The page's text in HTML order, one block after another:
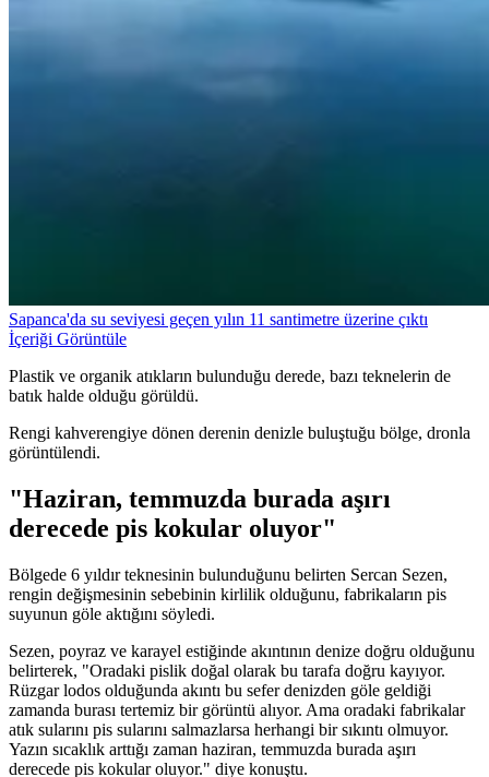
Sapanca'da su seviyesi geçen yılın 11 santimetre üzerine çıktı
İçeriği Görüntüle
Plastik ve organik atıkların bulunduğu derede, bazı teknelerin de
batık halde olduğu görüldü.
Rengi kahverengiye dönen derenin denizle buluştuğu bölge, dronla
görüntülendi.
"Haziran, temmuzda burada aşırı
derecede pis kokular oluyor"
Bölgede 6 yıldır teknesinin bulunduğunu belirten Sercan Sezen,
rengin değişmesinin sebebinin kirlilik olduğunu, fabrikaların pis
suyunun göle aktığını söyledi.
Sezen, poyraz ve karayel estiğinde akıntının denize doğru olduğunu
belirterek, "Oradaki pislik doğal olarak bu tarafa doğru kayıyor.
Rüzgar lodos olduğunda akıntı bu sefer denizden göle geldiği
zamanda burası tertemiz bir görüntü alıyor. Ama oradaki fabrikalar
atık sularını pis sularını salmazlarsa herhangi bir sıkıntı olmuyor.
Yazın sıcaklık arttığı zaman haziran, temmuzda burada aşırı
derecede pis kokular oluyor." diye konuştu.